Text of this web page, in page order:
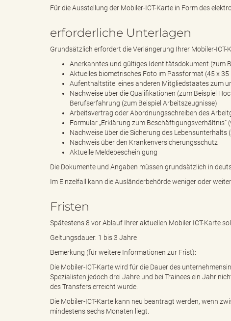
k
r
e
s
B
Für die Ausstellung der Mobiler-ICT-Karte in Form des
erforderliche Unterlagen
Grundsätzlich erfordert die Verlängerung Ihrer Mobiler-
Anerkanntes und gültiges Identitätsdokument (zum
Aktuelles biometrisches Foto im Passformat (45 x 35
Aufenthaltstitel eines anderen Mitgliedstaates zum
Nachweise über die Qualifikationen (zum Beispiel
Berufserfahrung (zum Beispiel Arbeitszeugnisse)
Arbeitsvertrag oder Abordnungsschreiben des
Formular „Erklärung zum
Nachweise über die Sicherung des
Nachweis über den Krankenversicherungsschutz
Aktuelle Meldebescheinigung
Die Dokumente und Angaben müssen grundsätzlich in
Im Einzelfall kann die Ausländerbehörde weniger oder
Fristen
Spätestens 8 vor Ablauf Ihrer aktuellen Mobiler ICT-Karte
Geltungsdauer: 1 bis 3 Jahre
Bemerkung (für weitere Informationen zur Frist):
Die Mobiler-ICT-Karte wird für die Dauer des
Spezialisten jedoch drei Jahre und bei Trainees ein Jahr
des Transfers erreicht wurde.
Die Mobiler-ICT-Karte kann neu beantragt werden, wenn
mindestens sechs Monaten liegt.